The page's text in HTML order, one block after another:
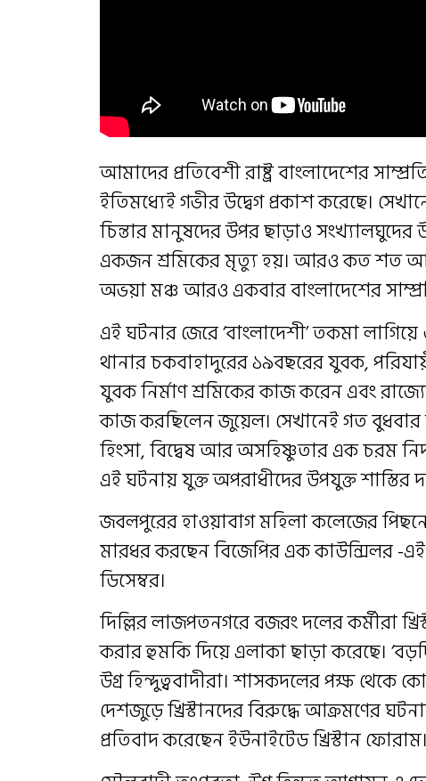
আমাদের প্রতিবেশী রাষ্ট্র বাংলাদেশের
ইতিমধ্যেই গভীর উদ্বেগ প্রকাশ করেছে‌।
চিন্তার মানুষদের উপর ছাড়াও
একজন শ্রমিকের মৃত্যু হয়। আরও কত শত
অভয়া মঞ্চ আরও একবার বাংলাদেশের
এই ঘটনার জেরে ‘বাংলাদেশী’ তকমা
থানার চকবাহাদুরের ১৯বছরের যুবক,
যুবক নির্মাণ শ্রমিকের কাজ করেন এবং
কাজ করছিলেন জুয়েল। সেখানেই গত বুধবার
হিংসা, বিদ্বেষ আর অসহিষ্ণুতার এক চরম
এই ঘটনায় যুক্ত অপরাধীদের উপযুক্ত শাস্তির
জবলপুরের হাওয়াবাগ মহিলা কলেজের পিছনে
মারধর করছেন বিজেপির এক কাউন্সিলর -
ডিসেম্বর।
দিল্লির লাজপতনগরে বজরং দলের কর্মীরা
করার হুমকি দিয়ে এলাকা ছাড়া করেছে।
উগ্র হিন্দুত্ববাদীরা। শাসকদলের পক্ষ থেকে
দেশজুড়ে খ্রিস্টানদের বিরুদ্ধে আক্রমণের ঘটনার
প্রতিবাদ করেছেন ইউনাইটেড খ্রিস্টান ফোরাম।